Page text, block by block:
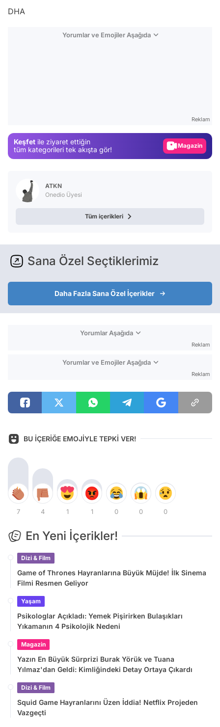
DHA
Yorumlar ve Emojiler Aşağıda
Reklam
Keşfet ile ziyaret ettiğin
tüm kategorileri tek akışta gör!
Magazin
ATKN
Onedio Üyesi
Tüm içerikleri
Sana Özel Seçtiklerimiz
Daha Fazla Sana Özel İçerikler
Yorumlar Aşağıda
Reklam
Yorumlar ve Emojiler Aşağıda
Reklam
BU İÇERİĞE EMOJİYLE TEPKİ VER!
7 4 1 1 0 0 0
En Yeni İçerikler!
Dizi & Film
Game of Thrones Hayranlarına Büyük Müjde! İlk Sinema
Filmi Resmen Geliyor
Yaşam
Psikologlar Açıkladı: Yemek Pişirirken Bulaşıkları
Yıkamanın 4 Psikolojik Nedeni
Magazin
Yazın En Büyük Sürprizi Burak Yörük ve Tuana
Yılmaz'dan Geldi: Kimliğindeki Detay Ortaya Çıkardı
Dizi & Film
Squid Game Hayranlarını Üzen İddia! Netflix Projeden
Vazgeçti